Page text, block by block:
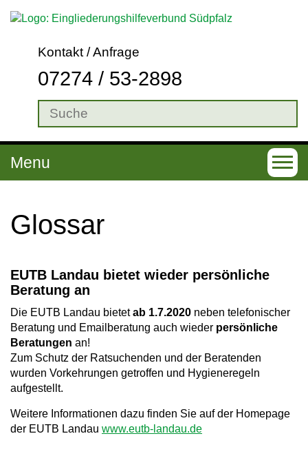
Kontakt / Anfrage
07274 / 53-2898
T
o
a
Menu
Glos­sar
EUTB Landau bietet wieder persönliche
Beratung an
Die EUTB Landau bietetab 1.7.2020 neben telefonischer
Beratung und Emailberatung auch wieder persönliche
Beratungen an!
Zum Schutz der Ratsuchenden und der Beratenden
wurden Vorkehrungen getroffen und Hygieneregeln
aufgestellt.
Weitere Informationen dazu finden Sie auf der Homepage
der EUTB Landau www.eutb-landau.de